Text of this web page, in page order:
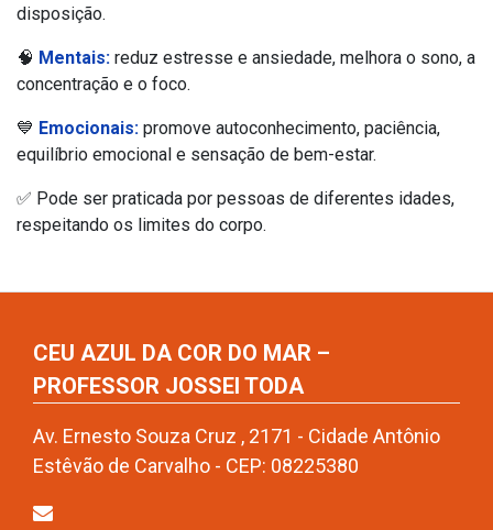
disposição.
🧠 Mentais: reduz estresse e ansiedade, melhora o sono, a
concentração e o foco.
💙 Emocionais: promove autoconhecimento, paciência,
equilíbrio emocional e sensação de bem-estar.
✅ Pode ser praticada por pessoas de diferentes idades,
respeitando os limites do corpo.
CEU AZUL DA COR DO MAR –
PROFESSOR JOSSEI TODA
Av. Ernesto Souza Cruz , 2171 - Cidade Antônio
Estêvão de Carvalho - CEP: 08225380